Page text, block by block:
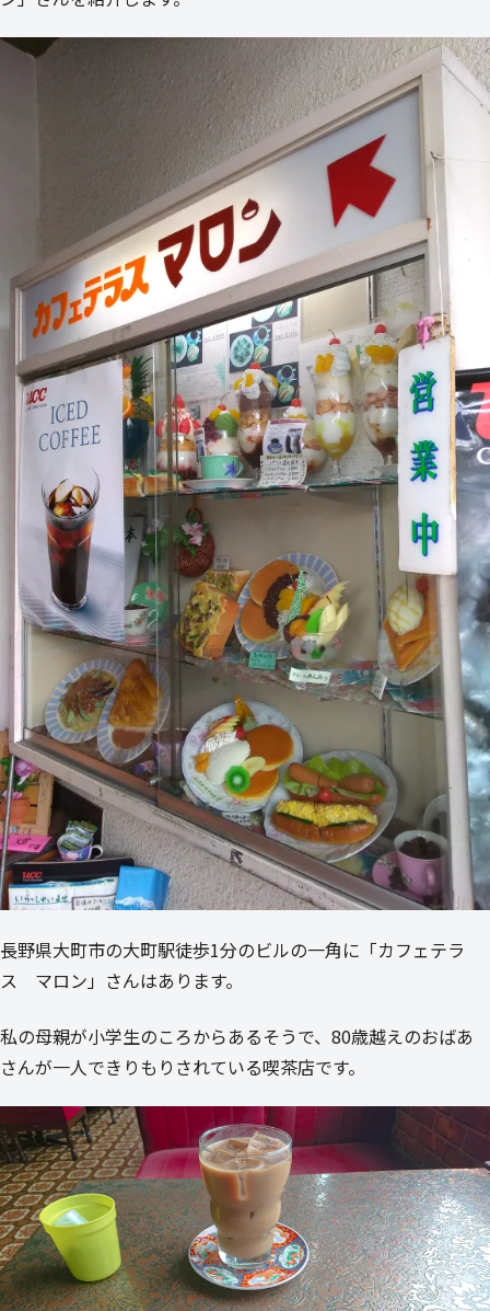
長野県大町市の大町駅徒歩1分のビルの一角に「カフェテラ
ス マロン」さんはあります。
私の母親が小学生のころからあるそうで、80歳越えのおばあ
さんが一人できりもりされている喫茶店です。